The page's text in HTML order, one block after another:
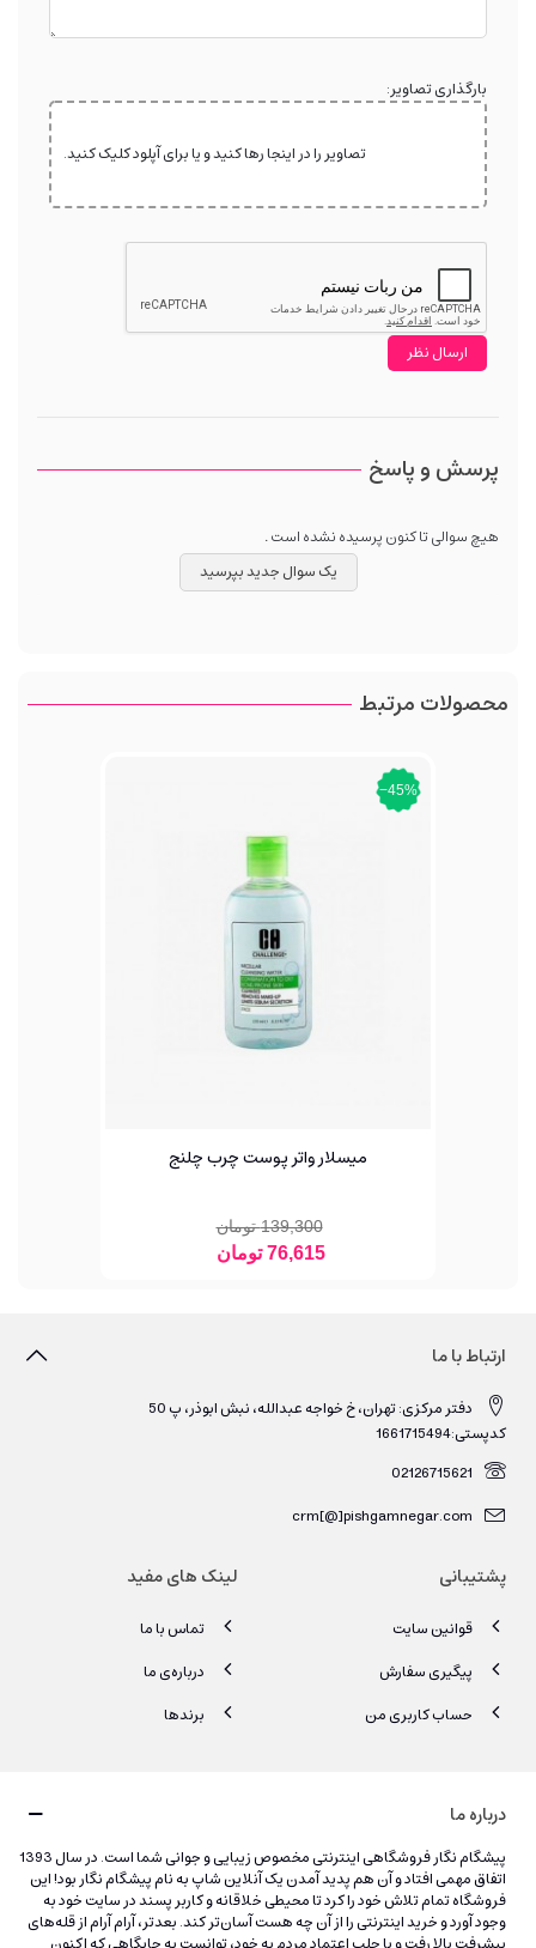
بارگذاری تصاویر:
تصاویر را در اینجا رها کنید و یا برای آپلود کلیک کنید.
پرسش و پاسخ
هیچ سوالی تا کنون پرسیده نشده است .
یک سوال جدید بپرسید
محصولات مرتبط
‎−45%
میسلار واتر پوست چرب چلنج
139,300 تومان
76,615 تومان
ارتباط با ما
دفتر مرکزی: تهران، خ خواجه عبدالله، نبش ابوذر، پ 50
کدپستی:1661715494
02126715621
crm[@]pishgamnegar.com
پشتیبانی
قوانین سایت
پیگیری سفارش
حساب کاربری من
لینک های مفید
تماس با ما
درباره‌ی ما
برندها
درباره ما
پیشگام نگار فروشگاهی اینترنتی مخصوص زیبایی و جوانی شما است. در سال 1393
اتفاق مهمی افتاد و آن هم پدید آمدن یک آنلاین شاپ به نام پیشگام نگار بود! این
فروشگاه تمام تلاش خود را کرد تا محیطی خلاقانه و کاربر پسند در سایت خود به
وجود آورد و خرید اینترنتی را از آن چه هست آسان‌تر کند. بعدتر، آرام آرام از قله‌های